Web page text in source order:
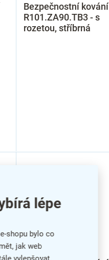
lépe
shopu bylo co
jak web
Bezpečnostní kování
R101.ZA90.TB3 - s
rozetou, stříbrná